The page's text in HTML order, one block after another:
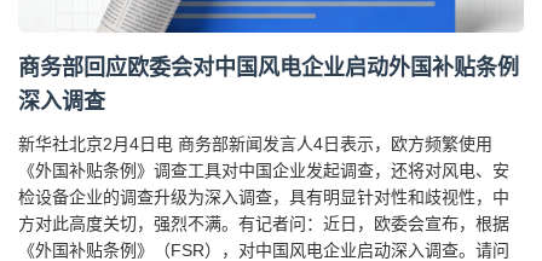
商务部回应欧委会对中国风电企业启动外国补贴条例
深入调查
新华社北京2月4日电 商务部新闻发言人4日表示，欧方频繁使用
《外国补贴条例》调查工具对中国企业发起调查，还将对风电、安
检设备企业的调查升级为深入调查，具有明显针对性和歧视性，中
方对此高度关切，强烈不满。有记者问：近日，欧委会宣布，根据
《外国补贴条例》（FSR），对中国风电企业启动深入调查。请问